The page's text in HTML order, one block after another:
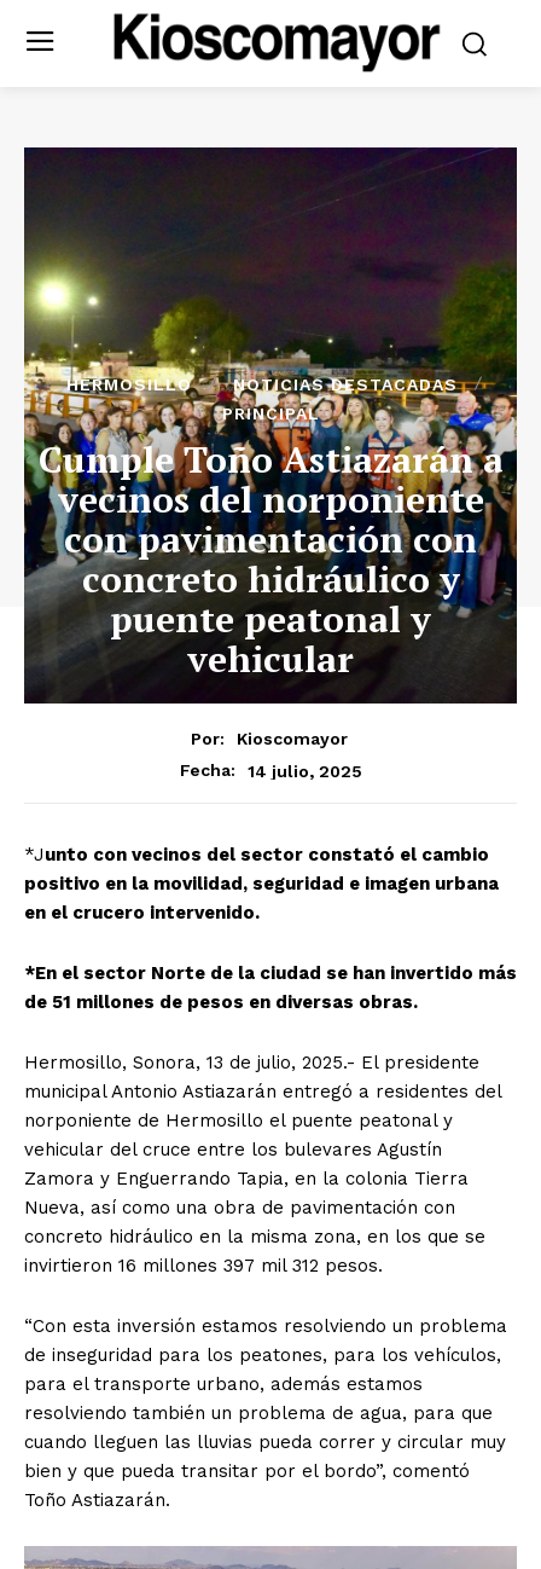
HERMOSILLO
NOTICIAS DESTACADAS
PRINCIPAL
Cumple Toño Astiazarán a
vecinos del norponiente
con pavimentación con
concreto hidráulico y
puente peatonal y
vehicular
Por:
Kioscomayor
Fecha:
14 julio, 2025
*Junto con vecinos del sector constató el cambio
positivo en la movilidad, seguridad e imagen urbana
en el crucero intervenido.
*En el sector Norte de la ciudad se han invertido más
de 51 millones de pesos en diversas obras.
Hermosillo, Sonora, 13 de julio, 2025.- El presidente
municipal Antonio Astiazarán entregó a residentes del
norponiente de Hermosillo el puente peatonal y
vehicular del cruce entre los bulevares Agustín
Zamora y Enguerrando Tapia, en la colonia Tierra
Nueva, así como una obra de pavimentación con
concreto hidráulico en la misma zona, en los que se
invirtieron 16 millones 397 mil 312 pesos.
“Con esta inversión estamos resolviendo un problema
de inseguridad para los peatones, para los vehículos,
para el transporte urbano, además estamos
resolviendo también un problema de agua, para que
cuando lleguen las lluvias pueda correr y circular muy
bien y que pueda transitar por el bordo”, comentó
Toño Astiazarán.